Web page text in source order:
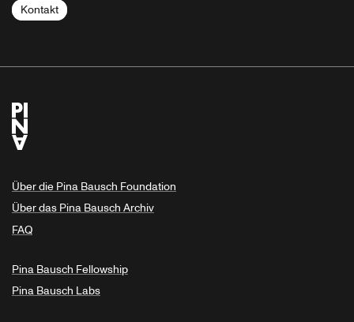
Kontakt
Über die Pina Bausch Foundation
Über das Pina Bausch Archiv
FAQ
Pina Bausch Fellowship
Pina Bausch Labs